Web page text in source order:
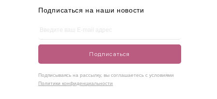
42-50
Как правильно себя обмерить
Подписаться на наши новости
Подписаться
Подписываясь на рассылку, вы соглашаетесь с условиями
Политики конфиденциальности